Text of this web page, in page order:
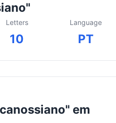
Letters
10
Language
PT
em